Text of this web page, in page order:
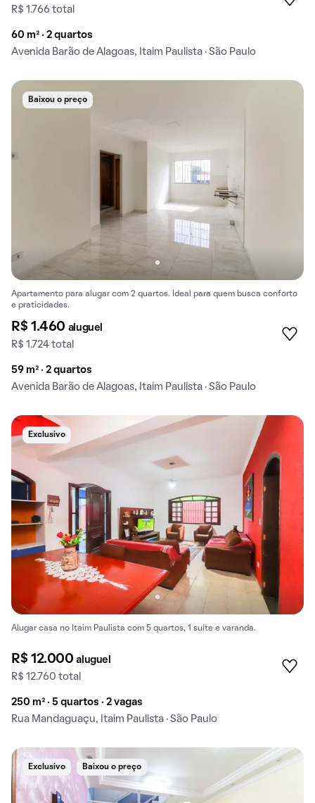
R$ 1.766 total
60 m² · 2 quartos
Avenida Barão de Alagoas, Itaim Paulista · São Paulo
Baixou o preço
Apartamento para alugar com 2 quartos. Ideal para quem busca conforto
e praticidades.
R$ 1.460 aluguel
R$ 1.724 total
59 m² · 2 quartos
Avenida Barão de Alagoas, Itaim Paulista · São Paulo
Exclusivo
Alugar casa no Itaim Paulista com 5 quartos, 1 suíte e varanda.
R$ 12.000aluguel
R$ 12.760 total
250 m² · 5 quartos · 2 vagas
Rua Mandaguaçu, Itaim Paulista · São Paulo
Exclusivo Baixou o preço